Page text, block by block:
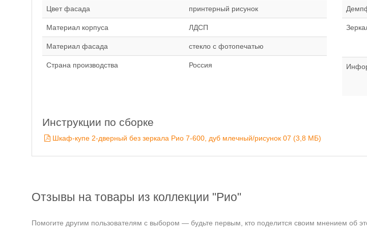
Цвет фасада принтерный рисунок
Материал корпуса ЛДСП
Материал фасада стекло с фотопечатью
Страна производства Россия
Инструкции по сборке
Шкаф-купе 2-дверный без зеркала Рио 7-600, дуб млечный/рисунок 07 (3,8 MБ)
Отзывы на товары из коллекции "Рио"
Помогите другим пользователям с выбором — будьте первым, кто поделится своим мнением об